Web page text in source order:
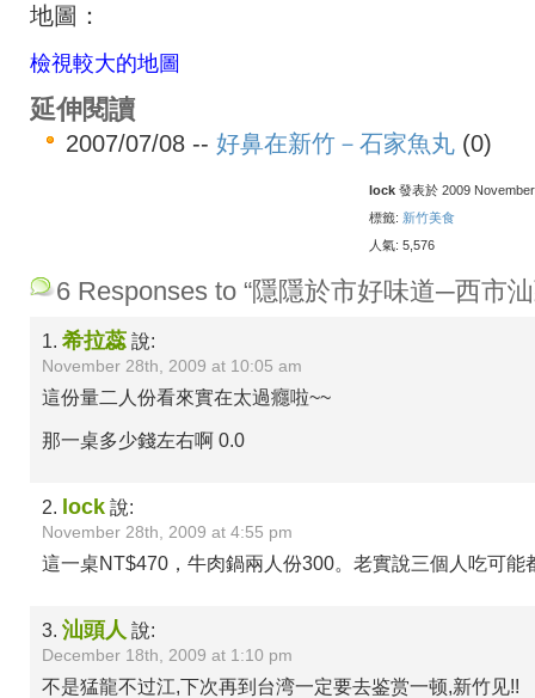
地圖：
檢視較大的地圖
延伸閱讀
2007/07/08 -- 好鼻在新竹－石家魚丸 (0)
lock 發表於 2009
標籤: 新竹美食
人氣: 5,576
6 Responses to “隱隱於市好味道─西市
1. 希拉蕊 說:
November 28th, 2009 at 10:05 am
這份量二人份看來實在太過癮啦~~
那一桌多少錢左右啊 0.0
2. lock 說:
November 28th, 2009 at 4:55 pm
這一桌NT$470，牛肉鍋兩人份300。老實說三個人吃可
3. 汕頭人 說:
December 18th, 2009 at 1:10 pm
不是猛龍不过江,下次再到台湾一定要去鉴赏一顿,新竹见!!